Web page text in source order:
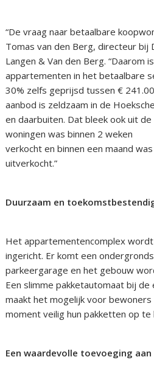
“De vraag naar betaalbare
Tomas van den Berg, directeur bij
Langen & Van den Berg. “Daarom
appartementen in het betaalbare
30% zelfs geprijsd tussen €
aanbod is zeldzaam in de
en daarbuiten. Dat bleek ook uit
woningen was binnen 2 weken
verkocht en binnen een maand
uitverkocht.”
Duurzaam en
Het appartementencomplex
ingericht. Er komt een
parkeergarage en het gebouw
Een slimme pakketautomaat bij de
maakt het mogelijk voor
moment veilig hun pakketten op te
Een waardevolle toevoeging